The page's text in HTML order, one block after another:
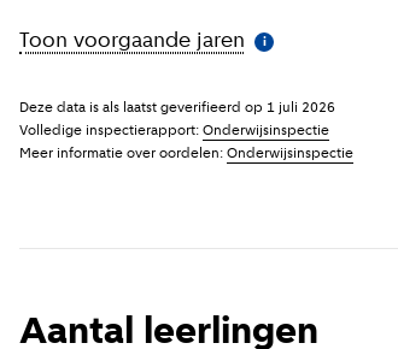
Toon voorgaande jaren Meer informatie
i
Deze data is als laatst geverifieerd op 1 juli 2026
Volledige inspectierapport: Onderwijsinspectie
Meer informatie over oordelen: Onderwijsinspectie
Aantal leerlingen